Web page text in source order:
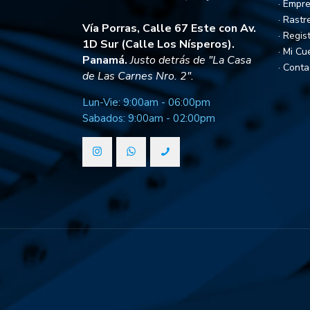
Vía Porras, Calle 67 Este con Av.
1D Sur (Calle Los Nísperos).
Panamá.Justo detrás de "La Casa
de Las Carnes Nro. 2".
Lun-Vie: 9:00am - 06:00pm
Sabados: 9:00am - 02:00pm
·
·
·
· Mi
·